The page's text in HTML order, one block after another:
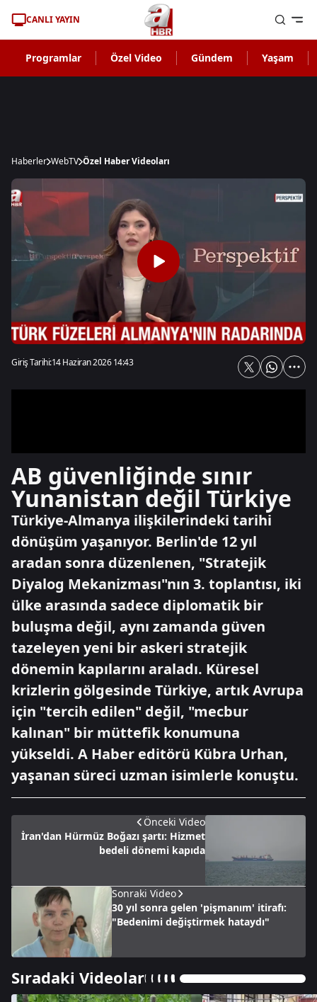
CANLI YAYIN
Programlar Özel Video Gündem Yaşam
Haberler WebTV Özel Haber Videoları
Giriş Tarihi:14 Haziran 2026 14:43
AB güvenliğinde sınır
Yunanistan değil Türkiye
Türkiye-Almanya ilişkilerindeki tarihi
dönüşüm yaşanıyor. Berlin'de 12 yıl
aradan sonra düzenlenen, "Stratejik
Diyalog Mekanizması"nın 3. toplantısı, iki
ülke arasında sadece diplomatik bir
buluşma değil, aynı zamanda güven
tazeleyen yeni bir askeri stratejik
dönemin kapılarını araladı. Küresel
krizlerin gölgesinde Türkiye, artık Avrupa
için "tercih edilen" değil, "mecbur
kalınan" bir müttefik konumuna
yükseldi. A Haber editörü Kübra Urhan,
yaşanan süreci uzman isimlerle konuştu.
Önceki Video
İran'dan Hürmüz Boğazı şartı: Hizmet
bedeli dönemi kapıda
Sonraki Video
30 yıl sonra gelen 'pişmanım' itirafı:
"Bedenimi değiştirmek hataydı"
Sıradaki Videolar